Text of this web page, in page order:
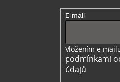
E-mail
Vložením e-
podmínkami
údajů